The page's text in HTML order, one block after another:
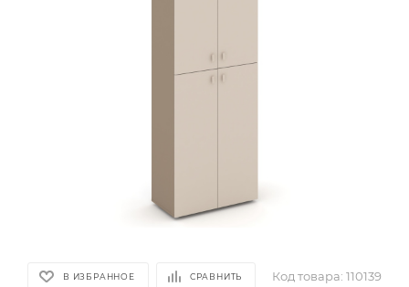
В ИЗБРАННОЕ СРАВНИТЬ Код товара: 110139